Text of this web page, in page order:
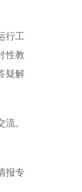
行工
性教
疑解
。
报专